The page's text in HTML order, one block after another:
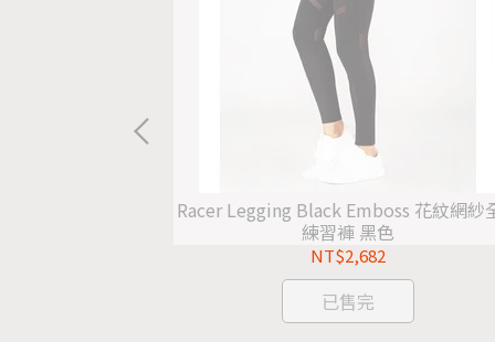
Racer Legging Black Emboss 花紋網紗全長
練習褲 黑色
NT$2,682
已售完